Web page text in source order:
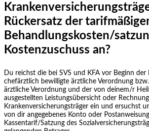
Rückersatz der
Behandlungskosten/
Kostenzuschuss an?
Du reichst die bei SVS und KFA vor Beginn der
chefärztlich bewilligte ärztliche Verordnung
ärztliche Verordnung und der von deinem/r
ausgestellten Leistungsübersicht oder
Krankenversicherungsträger ein und ersuchst
von dir angegebenes Konto oder
Kassentarif/Satzung des